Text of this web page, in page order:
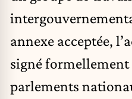
annexe acceptée,
signé formellement
parlements